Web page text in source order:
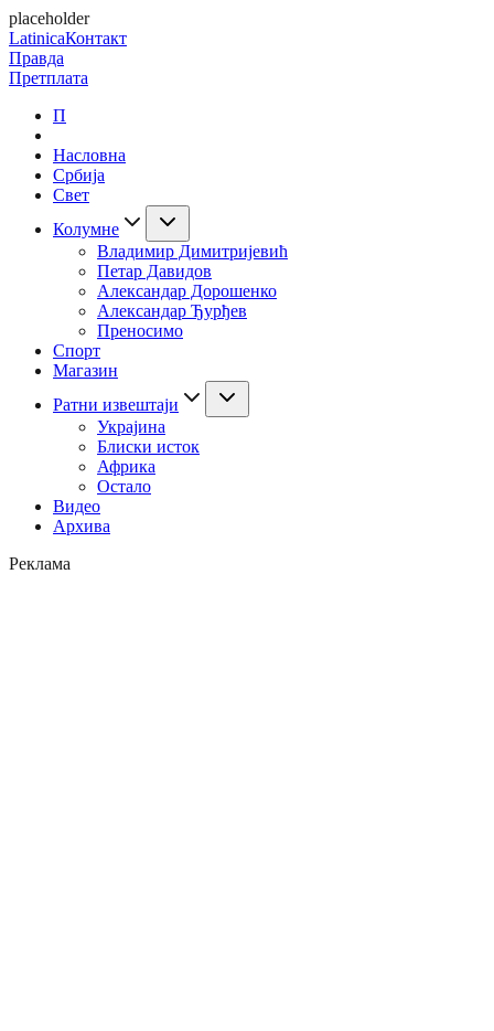
placeholder
LatinicaКонтакт
Правда
Претплата
П
Насловна
Србија
Свет
Колумне
Владимир Димитријевић
Петар Давидов
Александар Дорошенко
Александар Ђурђев
Преносимо
Спорт
Магазин
Ратни извештаји
Украјина
Блиски исток
Африка
Остало
Видео
Архива
Реклама